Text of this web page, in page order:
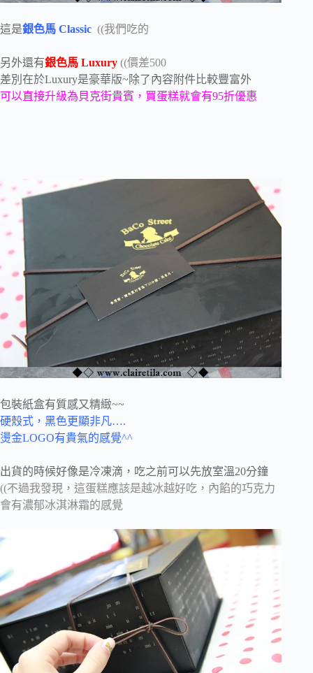
這是銀色馬 Classic ((我們吃的
另外還有銀色馬 Luxury ((價差500
差別在於Luxury是豪華版~除了內容附件比較豐富外
可以直接升級為貝克街貴賓，買蛋糕就會有95折優惠
包裝紙盒有質感又精緻~~
硬殼式，黑色更顯非凡….
燙金LOGO有貴氣的感覺^^
出貨的時候好像是冷凍滴，吃之前可以先放室溫20分鐘
((不過我發現，這蛋糕應該是越冰越好吃，內餡的巧克力
會有濃郁冰淇淋霜的感覺